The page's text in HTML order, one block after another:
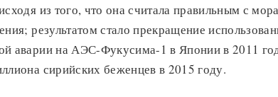
из того, что она считала правильным с
результатом стало прекращение
аварии на АЭС-Фукусима-1 в Японии в 2011
сирийских беженцев в 2015 году.